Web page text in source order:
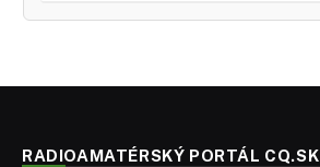
RADIOAMATÉRSKÝ PORTÁL CQ.SK